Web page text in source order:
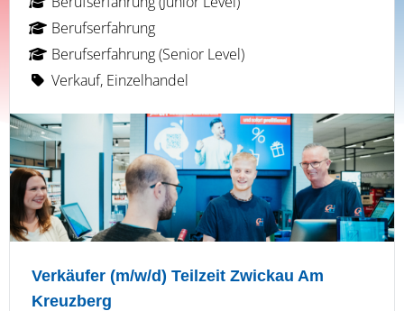
Berufserfahrung
Berufserfahrung (Senior Level)
Verkauf, Einzelhandel
Verkäufer (m/w/d) Teilzeit Zwickau Am
Kreuzberg